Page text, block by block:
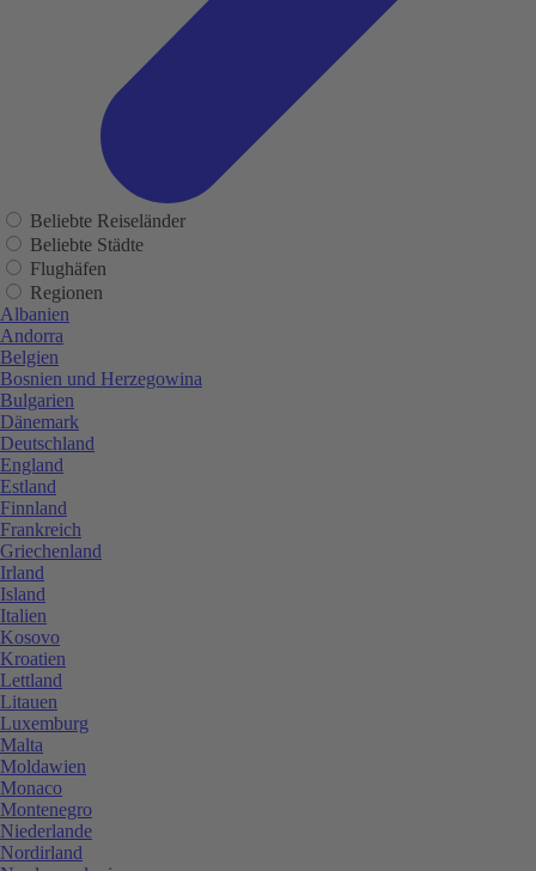
Beliebte Reiseländer
Beliebte Städte
Flughäfen
Regionen
Albanien
Andorra
Belgien
Bosnien und Herzegowina
Bulgarien
Dänemark
Deutschland
England
Estland
Finnland
Frankreich
Griechenland
Irland
Island
Italien
Kosovo
Kroatien
Lettland
Litauen
Luxemburg
Malta
Moldawien
Monaco
Montenegro
Niederlande
Nordirland